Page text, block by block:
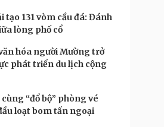
tạo 131 vòm cầu đá: Đánh
lòng phố cổ
hóa người Mường trở
phát triển du lịch cộng
“đổ bộ” phòng vé
loạt bom tấn ngoại